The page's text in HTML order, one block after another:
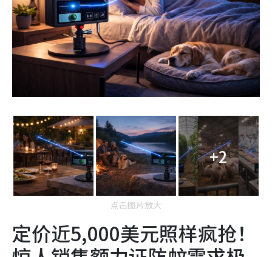
+2
点击图片放大
定价近5,000美元照样疯抢！